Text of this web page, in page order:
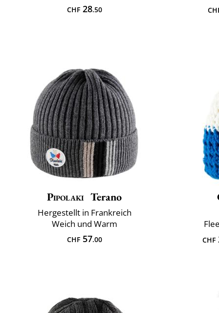
CHF28.50
Pipolaki Terano
Hergestellt in Frankreich
Weich und Warm
CHF57.00 CHF